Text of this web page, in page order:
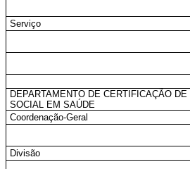
Serviço
DEPARTAMENTO DE CERTIFICAÇÃO
SOCIAL EM SAÚDE
Coordenação-Geral
Divisão